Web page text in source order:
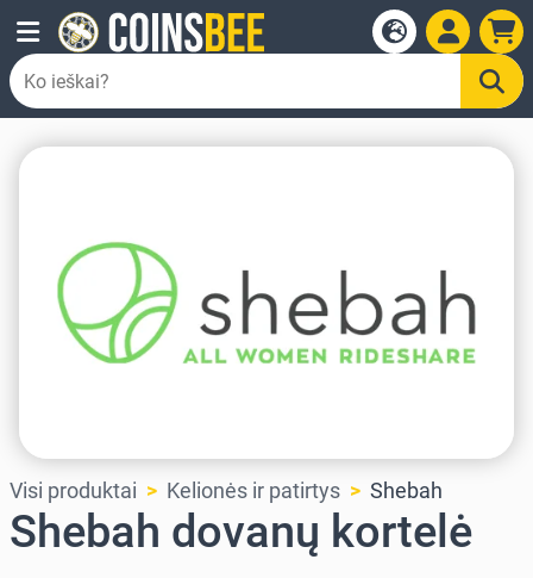
Visi produktai Kelionės ir patirtys Shebah
Shebah dovanų kortelė